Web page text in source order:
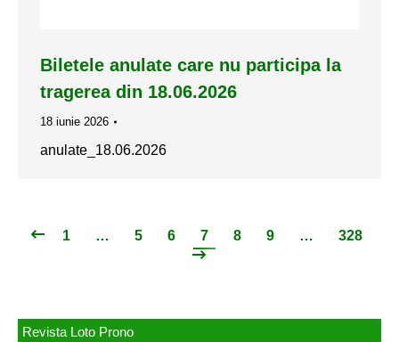
Biletele anulate care nu participa la
tragerea din 18.06.2026
18 iunie 2026
anulate_18.06.2026
1 … 5 6 7 8 9 … 328
Revista Loto Prono